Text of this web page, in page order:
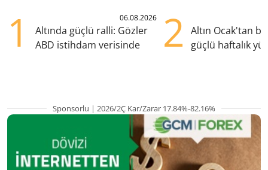
1 06.08.2026
Altında güçlü ralli: Gözler
ABD istihdam verisinde
2
Altın Ocak'tan
güçlü haftalık
Sponsorlu | 2026/2Ç Kar/Zarar 17.84%-82.16%